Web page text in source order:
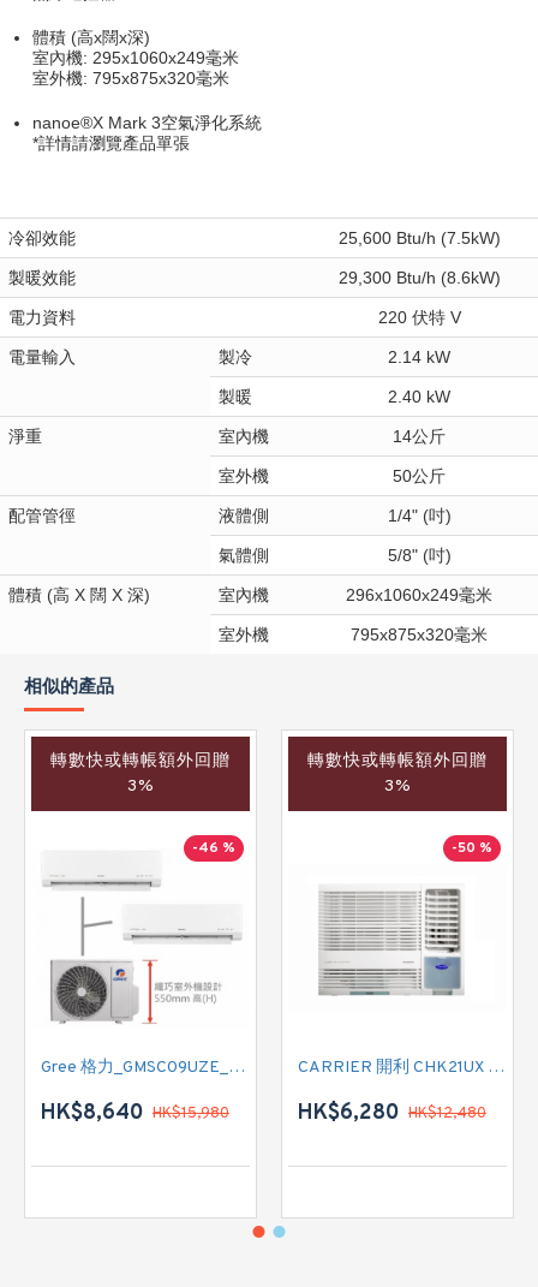
體積 (高x闊x深)
室內機: 295x1060x249毫米
室外機: 795x875x320毫米
nanoe®X Mark 3空氣淨化系統
*詳情請瀏覽產品單張
冷卻效能 25,600 Btu/h (7.5kW)
製暖效能 29,300 Btu/h (8.6kW)
電力資料 220 伏特 V
電量輸入 製冷 2.14 kW
製暖 2.40 kW
淨重 室內機 14公斤
室外機 50公斤
配管管徑 液體側 1/4" (吋)
氣體側 5/8" (吋)
體積 (高 X 闊 X 深) 室內機 296x1060x249毫米
室外機 795x875x320毫米
相似的產品
轉數快或轉帳額外回贈
3%
-46 %
Gree 格力_GMSC09UZE_GMSC12UZE_GMSC18UZC_R32 掛牆變頻式1拖2分體冷氣機 (淨冷型)
HK$8,640 HK$15,980
轉數快或轉帳額外回贈
3%
-50 %
CARRIER 開利 CHK21UX 二匹半 變頻淨冷窗口式冷氣機 (附遙控)
HK$6,280 HK$12,480